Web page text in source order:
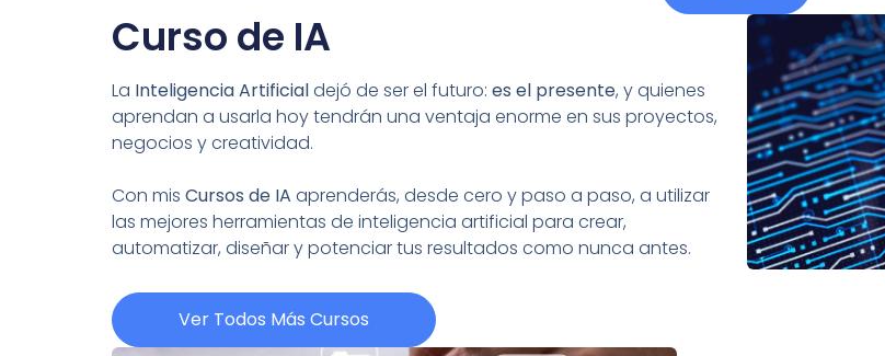
Curso de IA
La Inteligencia Artificialdejó de ser el futuro: es el presente, y quienes
aprendan a usarla hoy tendrán una ventaja enorme en sus proyectos,
negocios y creatividad.
Con mis Cursos de IA aprenderás, desde cero y paso a paso, a utilizar
las mejores herramientas de inteligencia artificial para crear,
automatizar, diseñar y potenciar tus resultados como nunca antes.
Ver Todos Más Cursos